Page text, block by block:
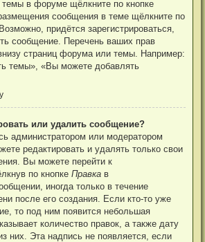
темы в форуме щёлкните по кнопке
сообщения в теме щёлкните по
придётся зарегистрироваться,
сообщение. Перечень ваших прав
страниц форума или темы. Например:
темы», «Вы можете добавлять
или удалить сообщение?
администратором или модератором
редактировать и удалять только свои
Вы можете перейти к
по кнопкеПравка в
иногда только в течение
после его создания. Если кто-то уже
то под ним появится небольшая
количество правок, а также дату
них. Эта надпись не появляется, если